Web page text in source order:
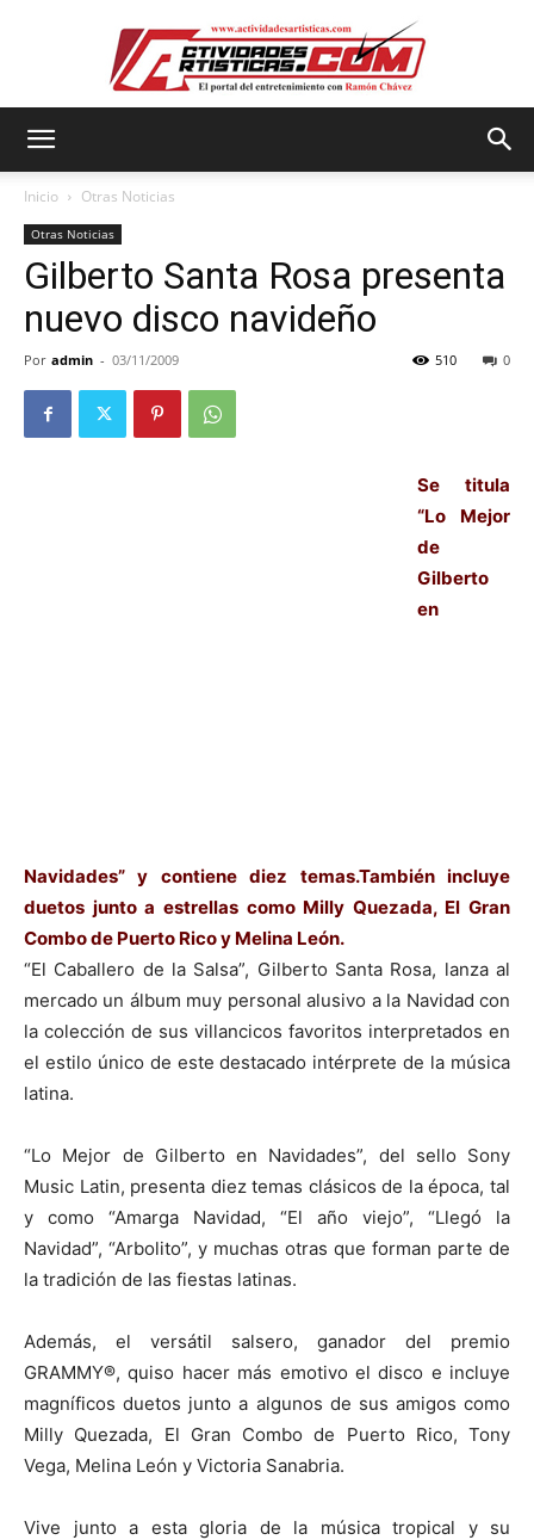
Inicio Otras Noticias
Otras Noticias
Gilberto Santa Rosa presenta
nuevo disco navideño
Por admin - 03/11/2009 0
510
Se titula
“Lo Mejor
de
Gilberto
en
Navidades” y contiene diez temas.También incluye
duetos junto a estrellas como Milly Quezada, El Gran
Combo de Puerto Rico y Melina León.
“El Caballero de la Salsa”, Gilberto Santa Rosa, lanza al
mercado un álbum muy personal alusivo a la Navidad con
la colección de sus villancicos favoritos interpretados en
el estilo único de este destacado intérprete de la música
latina.
“Lo Mejor de Gilberto en Navidades”, del sello Sony
Music Latin, presenta diez temas clásicos de la época, tal
y como “Amarga Navidad, “El año viejo”, “Llegó la
Navidad”, “Arbolito”, y muchas otras que forman parte de
la tradición de las fiestas latinas.
Además, el versátil salsero, ganador del premio
GRAMMY®, quiso hacer más emotivo el disco e incluye
magníficos duetos junto a algunos de sus amigos como
Milly Quezada, El Gran Combo de Puerto Rico, Tony
Vega, Melina León y Victoria Sanabria.
Vive junto a esta gloria de la música tropical y su